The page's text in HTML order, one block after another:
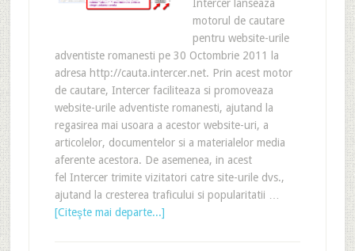
Intercer lanseaza
motorul de cautare
pentru website-urile
adventiste romanesti pe 30 Octombrie 2011 la
adresa http://cauta.intercer.net. Prin acest motor
de cautare, Intercer faciliteaza si promoveaza
website-urile adventiste romanesti, ajutand la
regasirea mai usoara a acestor website-uri, a
articolelor, documentelor si a materialelor media
aferente acestora. De asemenea, in acest
fel Intercer trimite vizitatori catre site-urile dvs.,
ajutand la cresterea traficului si popularitatii …
[Citeşte mai departe...]